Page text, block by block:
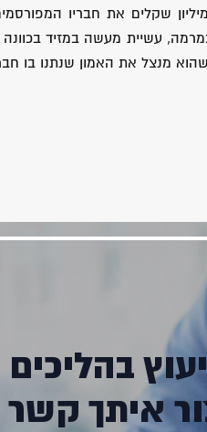
הסדר טיעון שנחתם עימו. בורסוק הואשם
עשיית מעשה במזיד
בהליכים
איתך